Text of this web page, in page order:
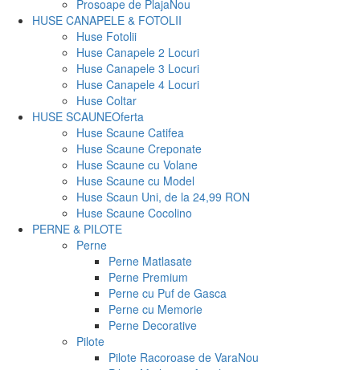
Prosoape de PlajaNou
HUSE CANAPELE & FOTOLII
Huse Fotolii
Huse Canapele 2 Locuri
Huse Canapele 3 Locuri
Huse Canapele 4 Locuri
Huse Coltar
HUSE SCAUNEOferta
Huse Scaune Catifea
Huse Scaune Creponate
Huse Scaune cu Volane
Huse Scaune cu Model
Huse Scaun Uni, de la 24,99 RON
Huse Scaune Cocolino
PERNE & PILOTE
Perne
Perne Matlasate
Perne Premium
Perne cu Puf de Gasca
Perne cu Memorie
Perne Decorative
Pilote
Pilote Racoroase de VaraNou